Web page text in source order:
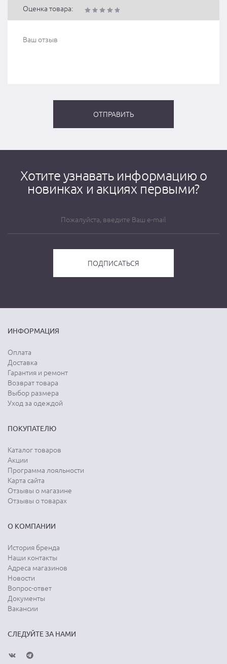
Оценка товара:
Хотите узнавать информацию о
новинках и акциях первыми?
ИНФОРМАЦИЯ
Оплата
Доставка
Гарантия и ремонт
Возврат товара
Выбор размера
Уход за одеждой
ПОКУПАТЕЛЮ
Каталог товаров
Акции
Программа лояльности
Карта сайта
Отзывы о магазине
Отзывы о товарах
О КОМПАНИИ
История бренда
Наши контакты
Адреса магазинов
Новости
Вопрос-ответ
Документы
Вакансии
СЛЕДУЙТЕ ЗА НАМИ